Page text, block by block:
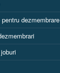
dezmembrare